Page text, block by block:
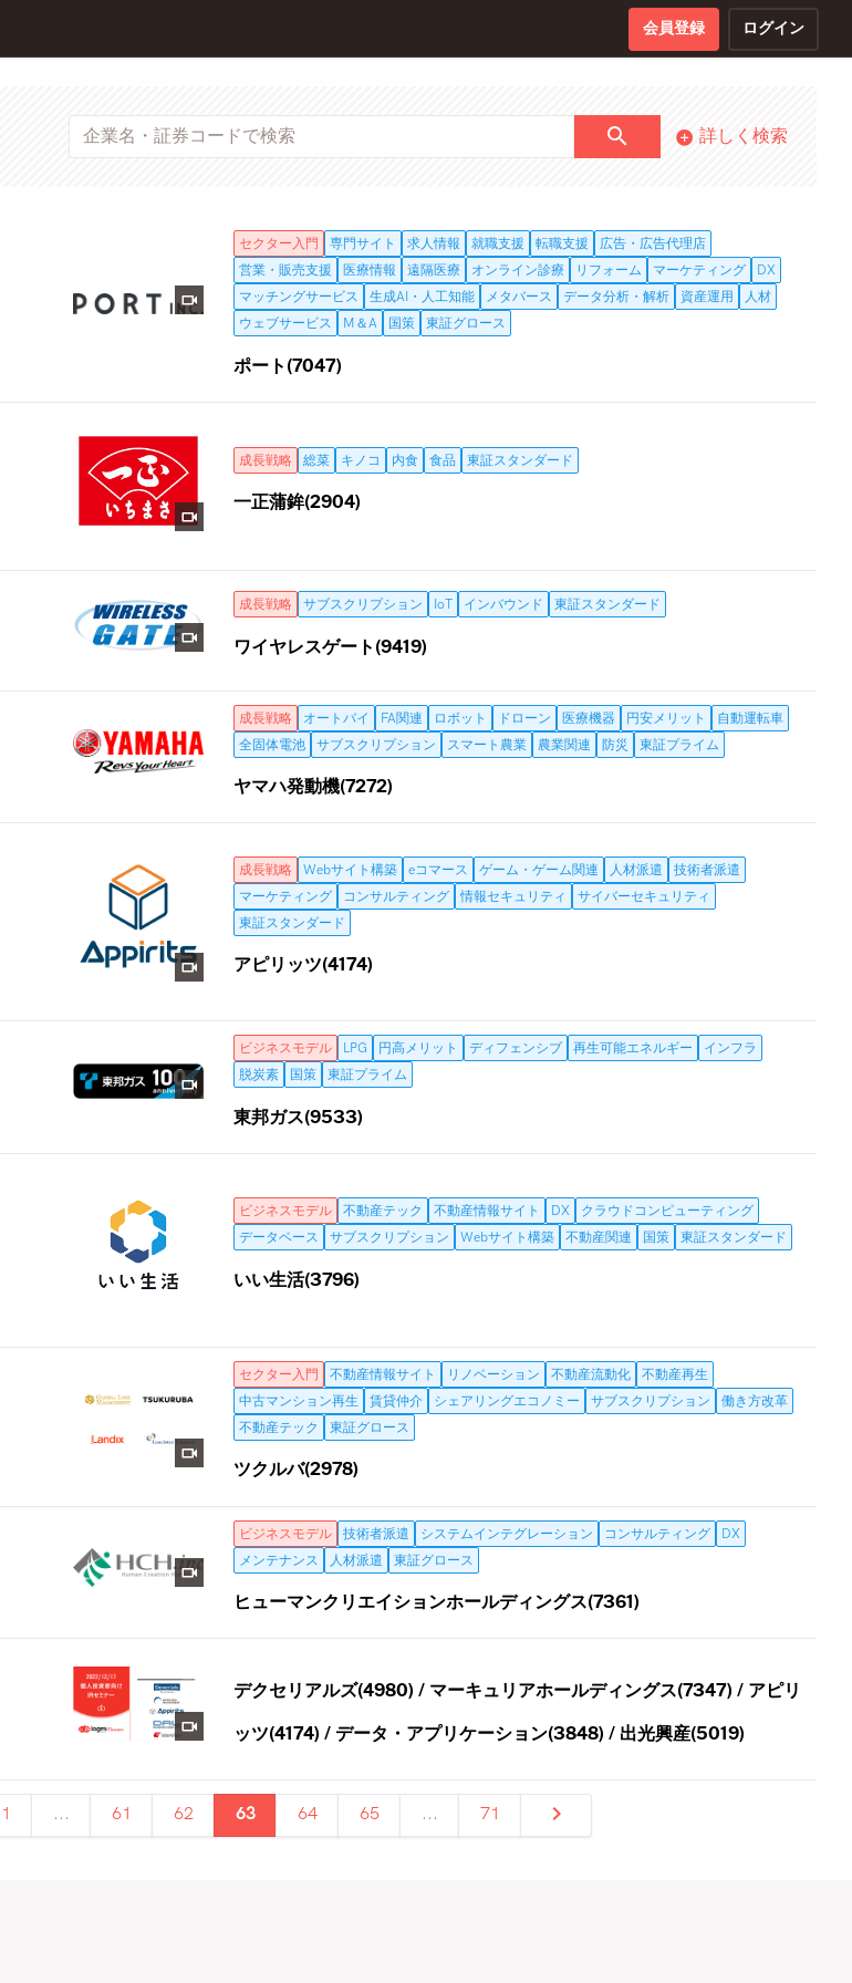
会員登録 ログイン
詳しく検索
セクター入門 専門サイト 求人情報 就職支援 転職支援
広告・広告代理店
営業・販売支援
医療情報 遠隔医療 オンライン診療 リフォーム マーケティング
DX
マッチングサービス
生成AI・人工知能 メタバース データ分析・解析 資産運用
人材
ウェブサービス
M＆A 国策 東証グロース
ポート(7047)
成長戦略 総菜 キノコ 内食 食品 東証スタンダード
一正蒲鉾(2904)
成長戦略 サブスクリプション IoT インバウンド 東証スタンダード
ワイヤレスゲート(9419)
成長戦略 オートバイ FA関連 ロボット ドローン 医療機器 円安メリット
自動運転車
全固体電池
サブスクリプション スマート農業 農業関連 防災 東証プライム
ヤマハ発動機(7272)
成長戦略 Webサイト構築 eコマース ゲーム・ゲーム関連 人材派遣
技術者派遣
マーケティング
コンサルティング 情報セキュリティ
サイバーセキュリティ
東証スタンダード
アピリッツ(4174)
ビジネスモデル LPG 円高メリット ディフェンシブ 再生可能エネルギー
インフラ
脱炭素
国策 東証プライム
東邦ガス(9533)
ビジネスモデル 不動産テック 不動産情報サイト DX
クラウドコンピューティング
データベース
サブスクリプション Webサイト構築 不動産関連 国策 東証スタンダード
いい生活(3796)
セクター入門 不動産情報サイト リノベーション 不動産流動化
不動産再生
中古マンション再生
賃貸仲介 シェアリングエコノミー サブスクリプション
働き方改革
不動産テック
東証グロース
ツクルバ(2978)
ビジネスモデル 技術者派遣 システムインテグレーション コンサルティング
DX
メンテナンス
人材派遣 東証グロース
ヒューマンクリエイションホールディングス(7361)
デクセリアルズ(4980) / マーキュリアホールディングス(7347) / アピリ
ッツ(4174) / データ・アプリケーション(3848) / 出光興産(5019)
1 ... 61 62 63 64 65 ... 71